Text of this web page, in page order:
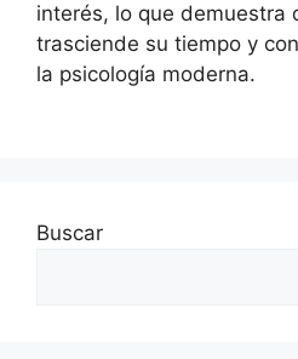
interés, lo que demuestra
trasciende su tiempo y
la psicología moderna.
Buscar